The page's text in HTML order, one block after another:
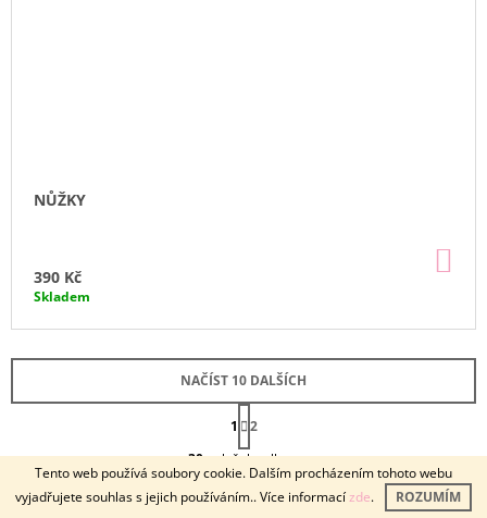
Tento web používá soubory cookie. Dalším procházením tohoto webu
vyjadřujete souhlas s jejich používáním.. Více informacízde. ROZUMÍM
NŮŽKY
390 Kč
Skladem
O
V
L
Á
NAČÍST 10 DALŠÍCH
S
T
R
Á
N
K
1
2
30položek celkem
NAHORU